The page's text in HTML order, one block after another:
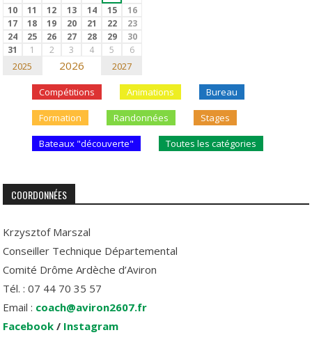
10
11 12 13 14 15
16
17
18 19 20 21 22
23
24
25 26 27 28 29
30
31
1 2 3 4 5 6
2025 2026 2027
Compétitions Animations Bureau
Formation Randonnées Stages
Bateaux "découverte" Toutes les catégories
COORDONNÉES
Krzysztof Marszal
Conseiller Technique Départemental
Comité Drôme Ardèche d’Aviron
Tél. : 07 44 70 35 57
Email : coach@aviron2607.fr
Facebook / Instagram